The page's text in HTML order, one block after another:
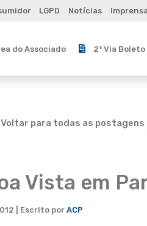
LGPD Notícias Imprensa
do Associado 2ª Via Boleto
Voltar para todas as postagens
Vista em
| Escrito porACP